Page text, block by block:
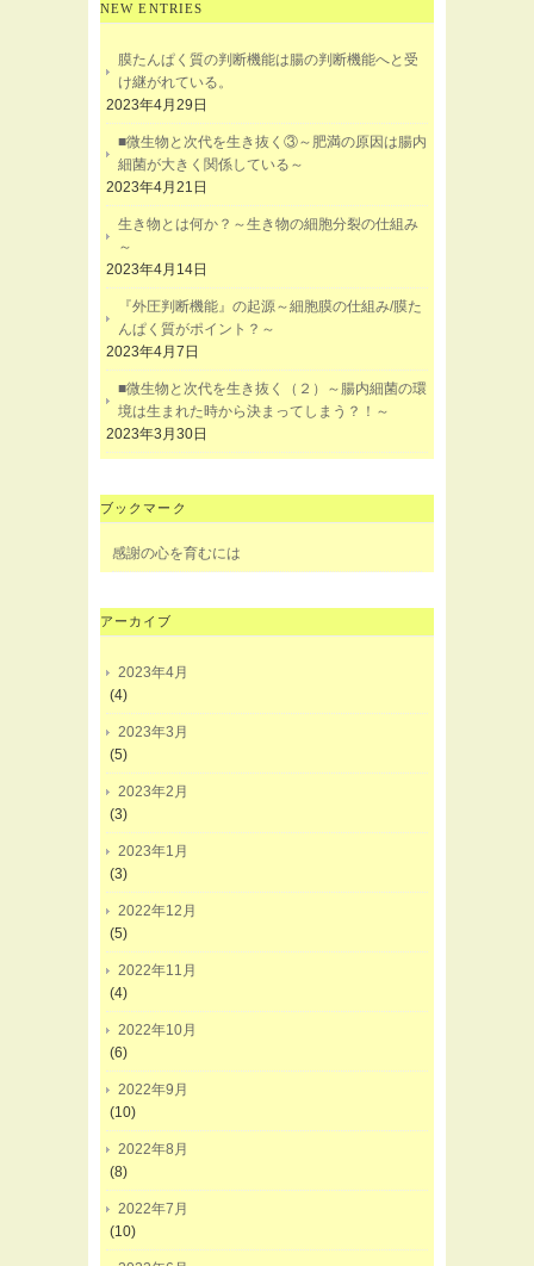
NEW ENTRIES
膜たんぱく質の判断機能は腸の判断機能へと受
け継がれている。
2023年4月29日
■微生物と次代を生き抜く③～肥満の原因は腸内
細菌が大きく関係している～
2023年4月21日
生き物とは何か？～生き物の細胞分裂の仕組み
～
2023年4月14日
『外圧判断機能』の起源～細胞膜の仕組み/膜た
んぱく質がポイント？～
2023年4月7日
■微生物と次代を生き抜く（２）～腸内細菌の環
境は生まれた時から決まってしまう？！～
2023年3月30日
ブックマーク
感謝の心を育むには
アーカイブ
2023年4月
(4)
2023年3月
(5)
2023年2月
(3)
2023年1月
(3)
2022年12月
(5)
2022年11月
(4)
2022年10月
(6)
2022年9月
(10)
2022年8月
(8)
2022年7月
(10)